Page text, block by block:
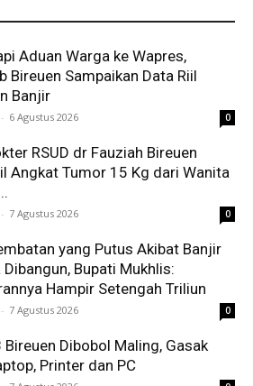
Aduan Warga ke Wapres,
Bireuen Sampaikan Data Riil
Banjir
- 6 Agustus 2026 0
RSUD dr Fauziah Bireuen
Angkat Tumor 15 Kg dari Wanita
- 7 Agustus 2026 0
yang Putus Akibat Banjir
Dibangun, Bupati Mukhlis:
Hampir Setengah Triliun
- 7 Agustus 2026 0
Bireuen Dibobol Maling, Gasak
Printer dan PC